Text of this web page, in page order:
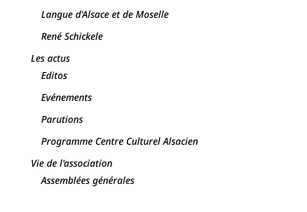
Langue d'Alsace et de Moselle
René Schickele
Les actus
Editos
Evénements
Parutions
Programme Centre Culturel Alsacien
Vie de l'association
Assemblées générales